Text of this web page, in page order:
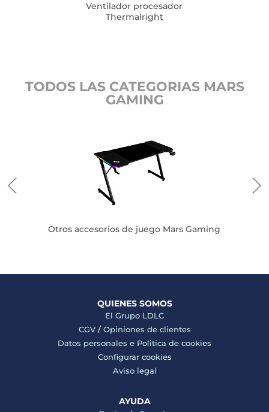
Ventilador procesador
Thermalright
TODOS LAS CATEGORIAS MARS
GAMING
Otros accesorios de juego Mars Gaming
QUIENES SOMOS
El Grupo LDLC
CGV/ Opiniones de clientes
Datos personales e Politica de cookies
Configurar cookies
Aviso legal
AYUDA